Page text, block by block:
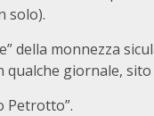
solo).
della monnezza
giornale,
Petrotto”.